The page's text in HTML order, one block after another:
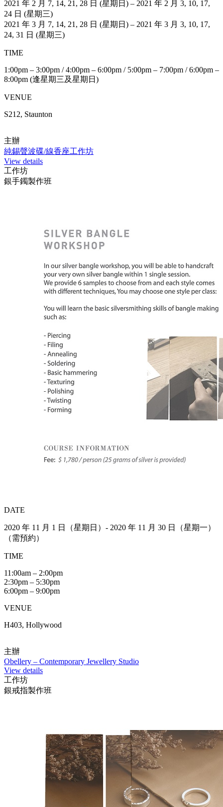
2021 年 2 月 7, 14, 21, 28 日 (星期日) – 2021 年 2 月 3, 10, 17,
24 日 (星期三)
2021 年 3 月 7, 14, 21, 28 日 (星期日) – 2021 年 3 月 3, 10, 17,
24, 31 日 (星期三)
TIME
1:00pm – 3:00pm / 4:00pm – 6:00pm / 5:00pm – 7:00pm / 6:00pm –
8:00pm (逢星期三及星期日)
VENUE
S212, Staunton
主辦
純錫聲波碟/線香座工作坊
View details
工作坊
銀手鐲製作班
DATE
2020 年 11 月 1 日（星期日）- 2020 年 11 月 30 日（星期一）
（需預約）
TIME
11:00am – 2:00pm
2:30pm – 5:30pm
6:00pm – 9:00pm
VENUE
H403, Hollywood
主辦
Obellery – Contemporary Jewellery Studio
View details
工作坊
銀戒指製作班